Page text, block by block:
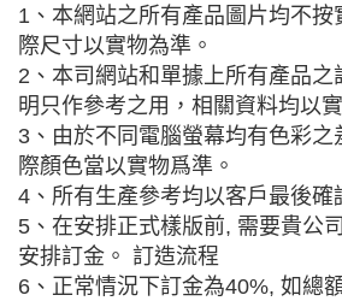
1、本網站之所有產品圖片均不按
際尺寸以實物為準。
2、本司網站和單據上所有產品之
明只作參考之用，相關資料均以
3、由於不同電腦螢幕均有色彩之
際顏色當以實物爲準。
4、所有生產參考均以客戶最後確
5、在安排正式樣版前, 需要貴公
安排訂金。 訂造流程
6、正常情況下訂金為40%, 如總